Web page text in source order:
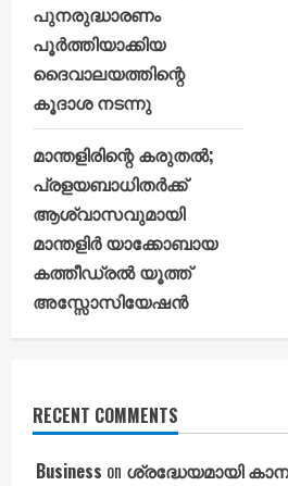
പുനരുദ്ധാരണം
പൂർത്തിയാക്കിയ
ദൈവാലയത്തിന്റെ
കൂദാശ നടന്നു
മാന്തളിരിന്റെ കരുതൽ;
പ്രളയബാധിതർക്ക്
ആശ്വാസവുമായി
മാന്തളിർ യാക്കോബായ
കത്തീഡ്രൽ യൂത്ത്
അസ്സോസിയേഷൻ
RECENT COMMENTS
Business on ശ്രദ്ധേയമായി